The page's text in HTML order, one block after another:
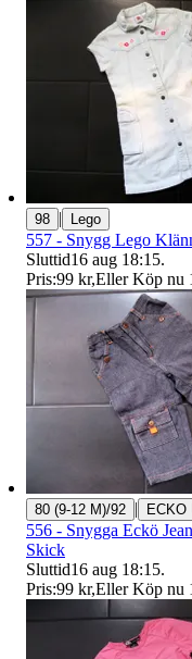
98 | Lego
557 - Snygg Lego
Sluttid16 aug 18:15.
Pris:99 kr,Eller Köp nu
80 (9-12 M)/92 | ECKO
556 - Snygga Eckö
Skick
Sluttid16 aug 18:15.
Pris:99 kr,Eller Köp nu